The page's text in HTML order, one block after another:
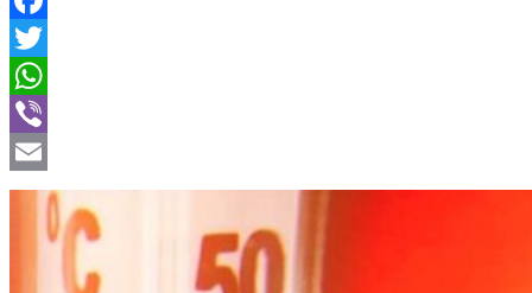
Facebook
Twitter
WhatsApp
Viber
Email